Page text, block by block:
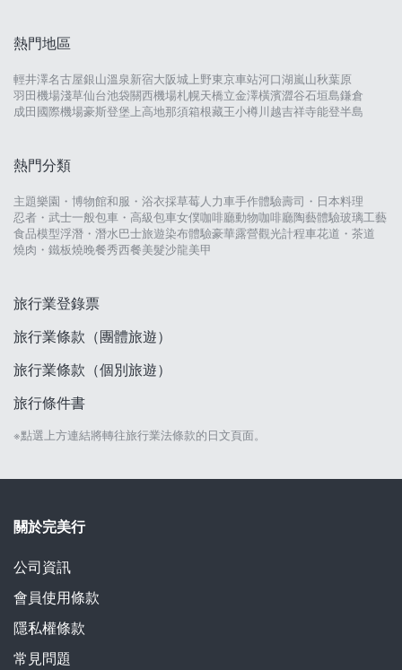
熱門地區
輕井澤名古屋銀山溫泉新宿大阪城 上野東京車站河口湖嵐山秋葉原
羽田機場淺草仙台池袋關西機場札幌天橋立金澤橫濱澀谷石垣島鎌倉
成田國際機場豪斯登堡 上高地那須箱根藏王小樽川越吉祥寺能登半島
熱門分類
主題樂園・博物館和服・浴衣採草莓人力車手作體驗壽司・日本料理
忍者・武士一般包車・高級包車女僕咖啡廳動物咖啡廳陶藝體驗玻璃工藝
食品模型浮潛・潛水巴士旅遊染布體驗豪華露營觀光計程車花道・茶道
燒肉・鐵板燒晚餐秀西餐美髮沙龍美甲
旅行業登錄票
旅行業條款（團體旅遊）
旅行業條款（個別旅遊）
旅行條件書
※點選上方連結將轉往旅行業法條款的日文頁面。
關於完美行
公司資訊
會員使用條款
隱私權條款
常見問題